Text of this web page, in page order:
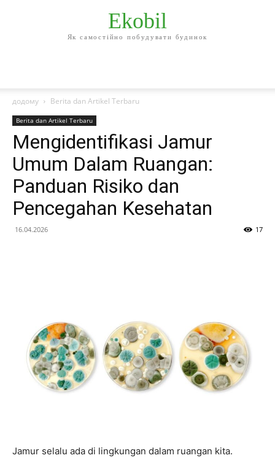
Ekobil
Як самостійно побудувати будинок
додому Berita dan Artikel Terbaru
Berita dan Artikel Terbaru
Mengidentifikasi Jamur
Umum Dalam Ruangan:
Panduan Risiko dan
Pencegahan Kesehatan
16.04.2026 17
Jamur selalu ada di lingkungan dalam ruangan kita.